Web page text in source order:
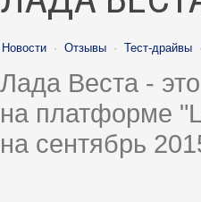
Новости · Отзывы · Тест-драйвы ·
Лада Веста -
на платформе
на сентябрь